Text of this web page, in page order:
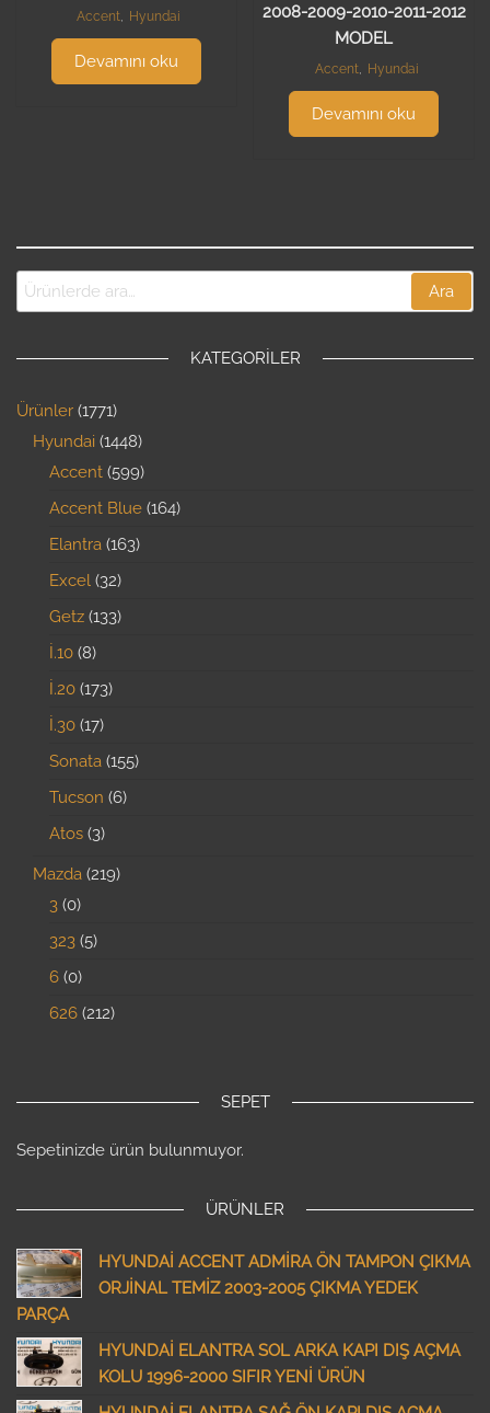
Accent, Hyundai
Devamını oku
2008-2009-2010-2011-2012
MODEL
Accent, Hyundai
Devamını oku
Ara
KATEGORILER
Ürünler 1771
Hyundai 1448
Accent 599
Accent Blue 164
Elantra 163
Excel 32
Getz 133
İ.10 8
İ.20 173
İ.30 17
Sonata 155
Tucson 6
Atos 3
Mazda 219
3 0
323 5
6 0
626 212
SEPET
Sepetinizde ürün bulunmuyor.
ÜRÜNLER
HYUNDAİ ACCENT ADMİRA ÖN TAMPON ÇIKMA
ORJİNAL TEMİZ 2003-2005 ÇIKMA YEDEK
PARÇA
HYUNDAİ ELANTRA SOL ARKA KAPI DIŞ AÇMA
KOLU 1996-2000 SIFIR YENİ ÜRÜN